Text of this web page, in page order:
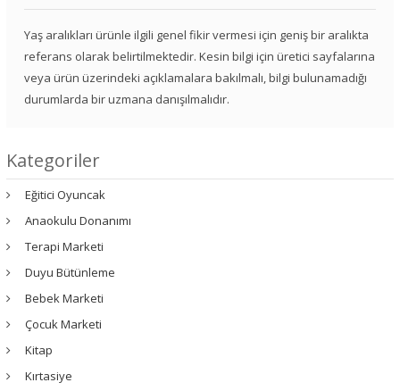
Yaş aralıkları ürünle ilgili genel fikir vermesi için geniş bir aralıkta
referans olarak belirtilmektedir. Kesin bilgi için üretici sayfalarına
veya ürün üzerindeki açıklamalara bakılmalı, bilgi bulunamadığı
durumlarda bir uzmana danışılmalıdır.
Kategoriler
Eğitici Oyuncak
Anaokulu Donanımı
Terapi Marketi
Duyu Bütünleme
Bebek Marketi
Çocuk Marketi
Kitap
Kırtasiye